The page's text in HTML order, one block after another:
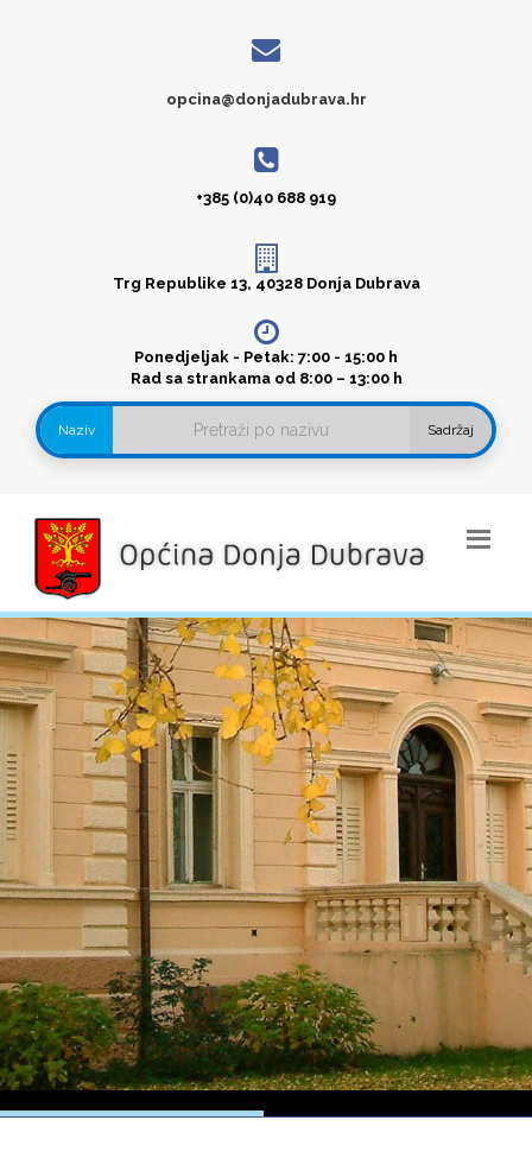
opcina@donjadubrava.hr
+385 (0)40 688 919
Trg Republike 13, 40328 Donja Dubrava
Ponedjeljak - Petak: 7:00 - 15:00 h
Rad sa strankama od 8:00 – 13:00 h
Naziv Sadržaj